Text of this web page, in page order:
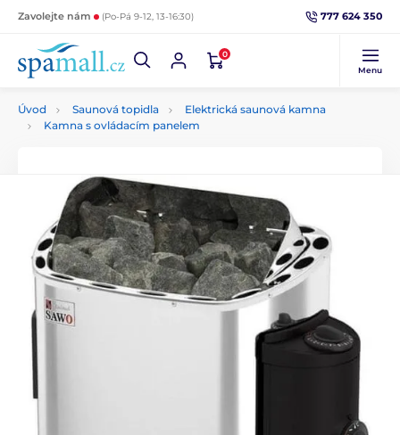
Zavolejte nám (Po-Pá 9-12, 13-16:30) 777 624 350
0
Menu
Úvod Saunová topidla
Elektrická saunová kamna
Kamna s ovládacím panelem